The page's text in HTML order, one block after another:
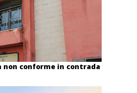
non conforme in contrada